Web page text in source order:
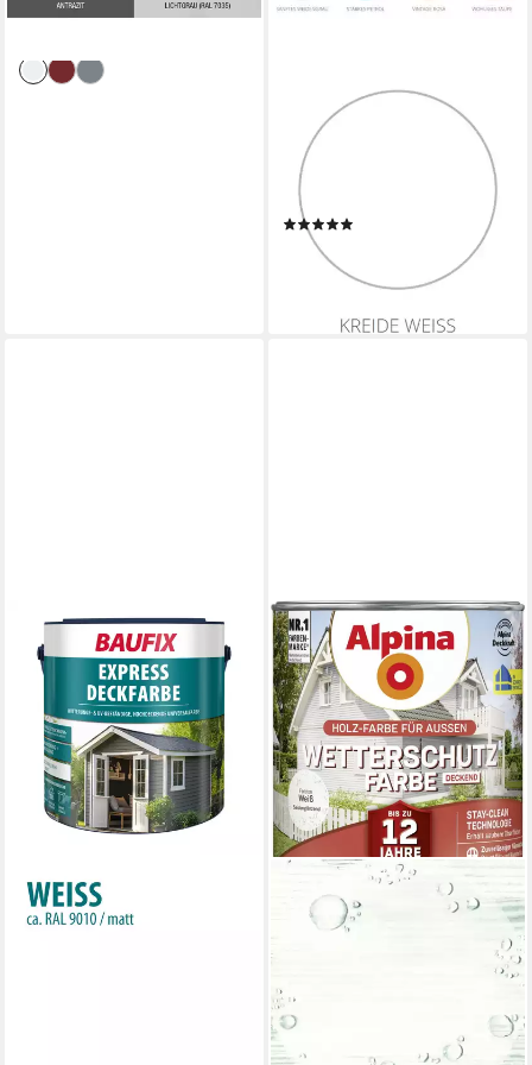
-22%
Lasur Garden Colors 750 ml
Seidenmatt Wasserbasiert,
Seidenmatt, 750ml,
Wasserbasiert
18,99 €
lieferbar - in 3-4 Werktagen bei dir